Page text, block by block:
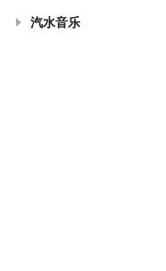
汽水音乐